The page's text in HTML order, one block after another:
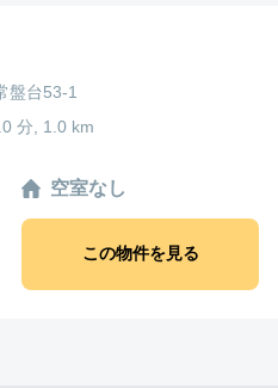
盤台53-1
分, 1.0 km
空室なし
この物件を見る